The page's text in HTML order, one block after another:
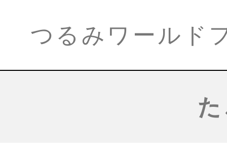
つるみワールド